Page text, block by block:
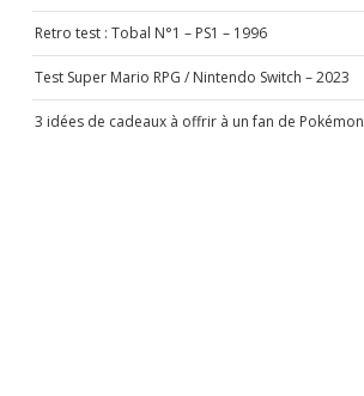
Retro test : Tobal N°1 – PS1 – 1996
Test Super Mario RPG / Nintendo Switch – 2023
3 idées de cadeaux à offrir à un fan de Pokémon